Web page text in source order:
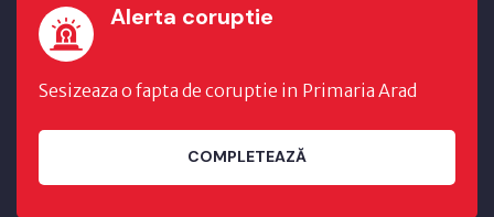
Alerta coruptie
Sesizeaza o fapta de coruptie in Primaria Arad
COMPLETEAZĂ